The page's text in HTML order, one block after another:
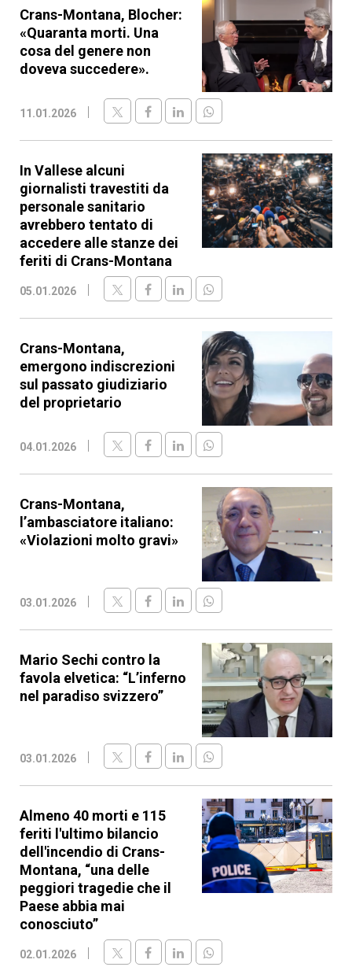
Crans-Montana, Blocher:
«Quaranta morti. Una
cosa del genere non
doveva succedere».
11.01.2026
In Vallese alcuni
giornalisti travestiti da
personale sanitario
avrebbero tentato di
accedere alle stanze dei
feriti di Crans-Montana
05.01.2026
Crans-Montana,
emergono indiscrezioni
sul passato giudiziario
del proprietario
04.01.2026
Crans-Montana,
l’ambasciatore italiano:
«Violazioni molto gravi»
03.01.2026
Mario Sechi contro la
favola elvetica: “L’inferno
nel paradiso svizzero”
03.01.2026
Almeno 40 morti e 115
feriti l'ultimo bilancio
dell'incendio di Crans-
Montana, “una delle
peggiori tragedie che il
Paese abbia mai
conosciuto”
02.01.2026